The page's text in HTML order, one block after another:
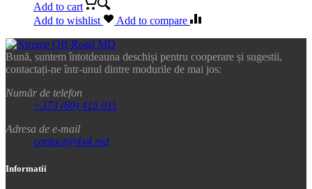
Add to cart
Add to wishlist
Add to compare
Bună, suntem întotdeauna deschiși pentru cooperare și sugestii,
contactați-ne într-unul dintre modurile de mai jos:
Număr de telefon
+373 (60) 415 011
Adresa de e-mail
contact@4x4.md
Informatii